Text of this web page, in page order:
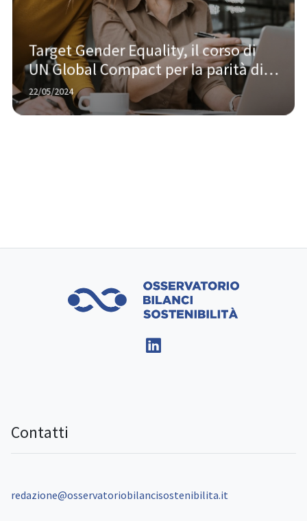
Target Gender Equality, il corso di
UN Global Compact per la parità di
genere
22/05/2024
Contatti
redazione@osservatoriobilancisostenibilita.it